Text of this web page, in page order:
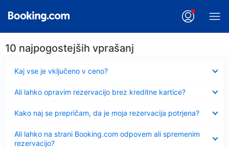
10 najpogostejših vprašanj
Kaj vse je vključeno v ceno?
Ali lahko opravim rezervacijo brez kreditne kartice?
Kako naj se prepričam, da je moja rezervacija potrjena?
Ali lahko na strani Booking.com odpovem ali spremenim
rezervacijo?